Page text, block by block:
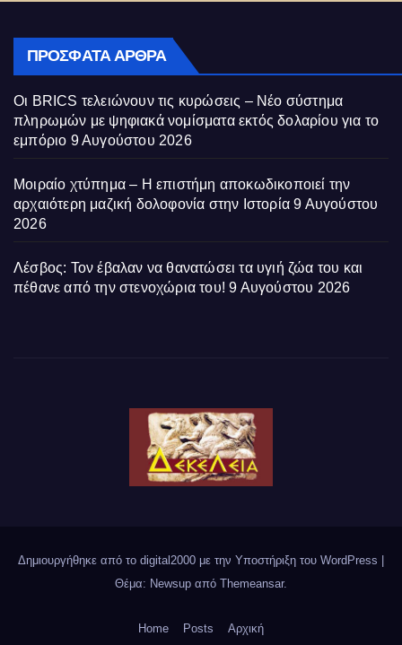
ΠΡΌΣΦΑΤΑ ΆΡΘΡΑ
Οι BRICS τελειώνουν τις κυρώσεις – Νέο σύστημα
πληρωμών με ψηφιακά νομίσματα εκτός δολαρίου για το
εμπόριο 9 Αυγούστου 2026
Μοιραίο χτύπημα – Η επιστήμη αποκωδικοποιεί την
αρχαιότερη μαζική δολοφονία στην Ιστορία 9 Αυγούστου
2026
Λέσβος: Τον έβαλαν να θανατώσει τα υγιή ζώα του και
πέθανε από την στενοχώρια του! 9 Αυγούστου 2026
Δημιουργήθηκε από το digital2000 με την Υποστήριξη του WordPress
Θέμα: Newsup από Themeansar.
Home Posts Αρχική